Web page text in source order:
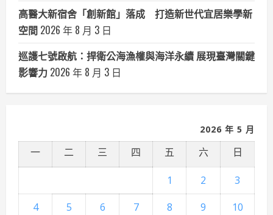
高醫大新宿舍「創新館」落成 打造新世代宜居樂學新
空間 2026 年 8 月 3 日
巡護七號啟航：捍衛公海漁權與海洋永續 展現臺灣關鍵
影響力 2026 年 8 月 3 日
2026 年 5 月
一 二 三 四 五 六 日
1 2
3
4
5 6 7 8 9
10